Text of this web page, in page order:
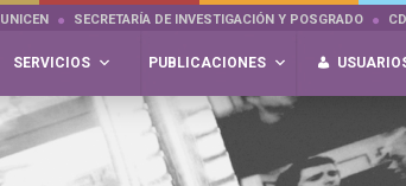
UNICEN SECRETARÍA DE INVESTIGACIÓN Y POSGRADO
SERVICIOS PUBLICACIONES